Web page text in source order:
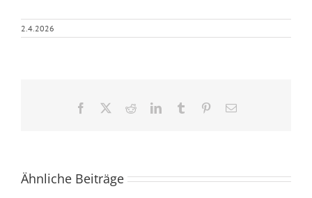
2.4.2026
Facebook RedditLinkedInTumblr Pinterest
E-
Ähnliche Beiträge